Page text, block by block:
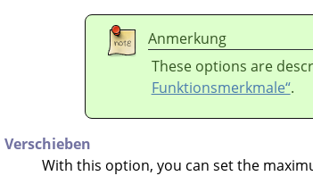
Anmerkung
These options are
Funktionsmerkmale“.
Verschieben
With this option, you can set the